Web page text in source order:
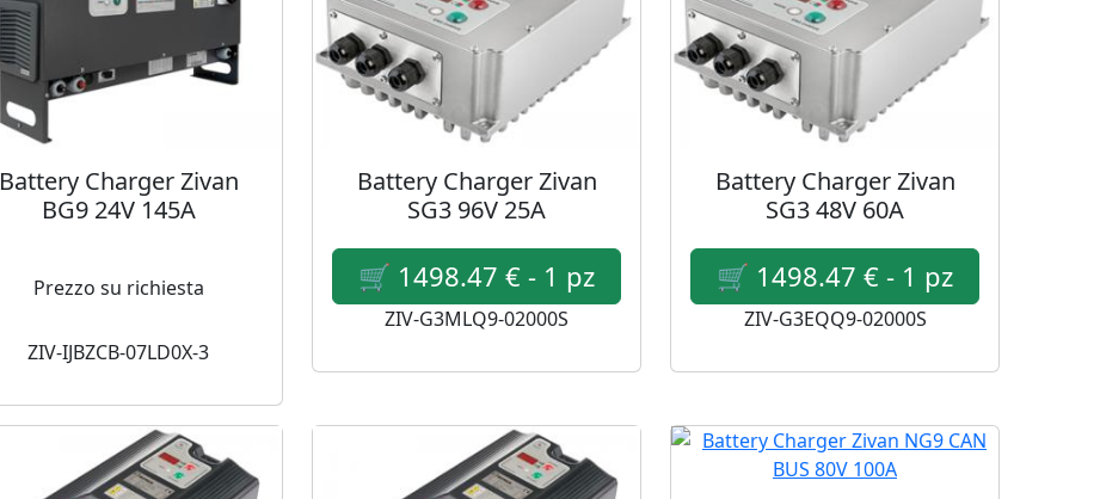
Battery Charger Zivan
BG9 24V 145A
Prezzo su richiesta
ZIV-IJBZCB-07LD0X-3
Battery Charger Zivan
SG3 96V 25A
ZIV-G3MLQ9-02000S
Battery Charger Zivan
SG3 48V 60A
ZIV-G3EQQ9-02000S